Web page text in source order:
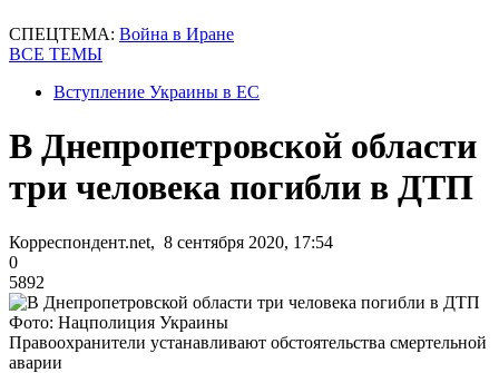
СПЕЦТЕМА: Война в Иране
ВСЕ ТЕМЫ
Вступление Украины в ЕС
В Днепропетровской области
три человека погибли в ДТП
Корреспондент.net, 8 сентября 2020, 17:54
0
5892
Фото: Нацполиция Украины
Правоохранители устанавливают обстоятельства смертельной
аварии